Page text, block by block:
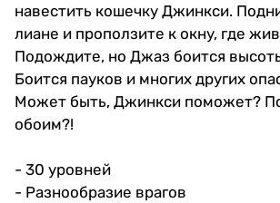
навестить кошечку Джинкси.
лиане и проползите к окну, где
Подождите, но Джаз боится
Боится пауков и многих других
Может быть, Джинкси поможет?
обоим?!
- 30 уровней
- Разнообразие врагов